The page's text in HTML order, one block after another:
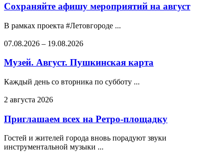
Сохраняйте афишу мероприятий на август
В рамках проекта #Летовгороде ...
07.08.2026 – 19.08.2026
Музей. Август. Пушкинская карта
Каждый день со вторника по субботу ...
2 августа 2026
Приглашаем всех на Ретро-площадку
Гостей и жителей города вновь порадуют звуки
инструментальной музыки ...